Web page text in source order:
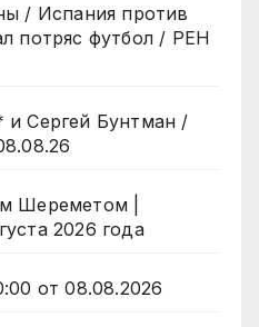
/ Испания против
потряс футбол / РЕН
и Сергей Бунтман /
Шереметом |
2026 года
от 08.08.2026